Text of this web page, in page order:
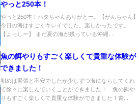
やっと250本！
やっと250本！ハタちゃんありがとー。【がんちゃん】
今日の海はすごくキレイでした。楽しかったです。
【よっしー】 まだ夏の海が残っている沖縄...
魚の餌やりもすごく楽しくて貴重な体験が
できました！
初めは緊張と不安でしたが少しずつ海にならしてくれ
て徐々に楽しんでいくことができました！ 魚の餌や
りもすごく楽しくて貴重な体験ができました！青...